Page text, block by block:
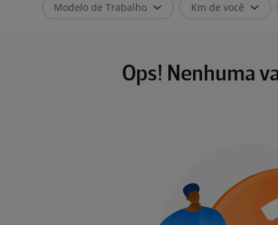
Modelo de Trabalho Km de você
Ops! Nenhuma